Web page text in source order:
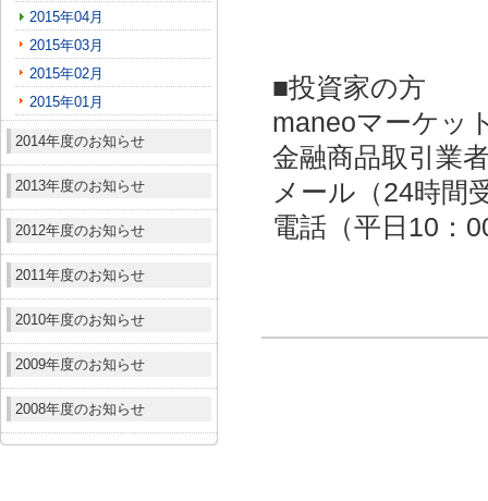
2015年04月
2015年03月
2015年02月
2015年01月
2014年度のお知らせ
2013年度のお知らせ
2012年度のお知らせ
2011年度のお知らせ
2010年度のお知らせ
2009年度のお知らせ
2008年度のお知らせ
■投資家の方
maneoマーケッ
金融商品取引業
メール（24時間
電話（平日10：